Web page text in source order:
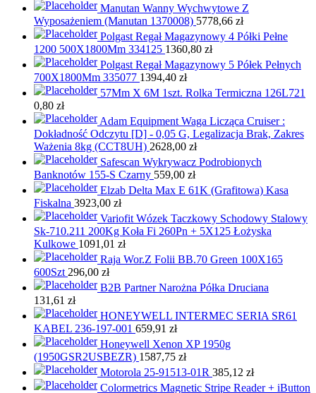
Manutan Wanny Wychwytowe Z
Wyposażeniem (Manutan 1370008) 5778,66 zł
Polgast Regał Magazynowy 4 Półki Pełne
1200 500X1800Mm 334125 1360,80 zł
Polgast Regał Magazynowy 5 Półek Pełnych
700X1800Mm 335077 1394,40 zł
57Mm X 6M 1szt. Rolka Termiczna 126L721
0,80 zł
Adam Equipment Waga Licząca Cruiser :
Dokładność Odczytu [D] - 0,05 G, Legalizacja Brak, Zakres
Ważenia 8kg (CCT8UH) 2628,00 zł
Safescan Wykrywacz Podrobionych
Banknotów 155-S Czarny 559,00 zł
Elzab Delta Max E 61K (Grafitowa) Kasa
Fiskalna 3923,00 zł
Variofit Wózek Taczkowy Schodowy Stalowy
Sk-710.211 200Kg Koła Fi 260Pn + 5X125 Łożyska
Kulkowe 1091,01 zł
Raja Wor.Z Folii BB.70 Green 100X165
600Szt 296,00 zł
B2B Partner Narożna Półka Druciana
131,61 zł
HONEYWELL INTERMEC SERIA SR61
KABEL 236-197-001 659,91 zł
Honeywell Xenon XP 1950g
(1950GSR2USBEZR) 1587,75 zł
Motorola 25-91513-01R 385,12 zł
Colormetrics Magnetic Stripe Reader + iButton